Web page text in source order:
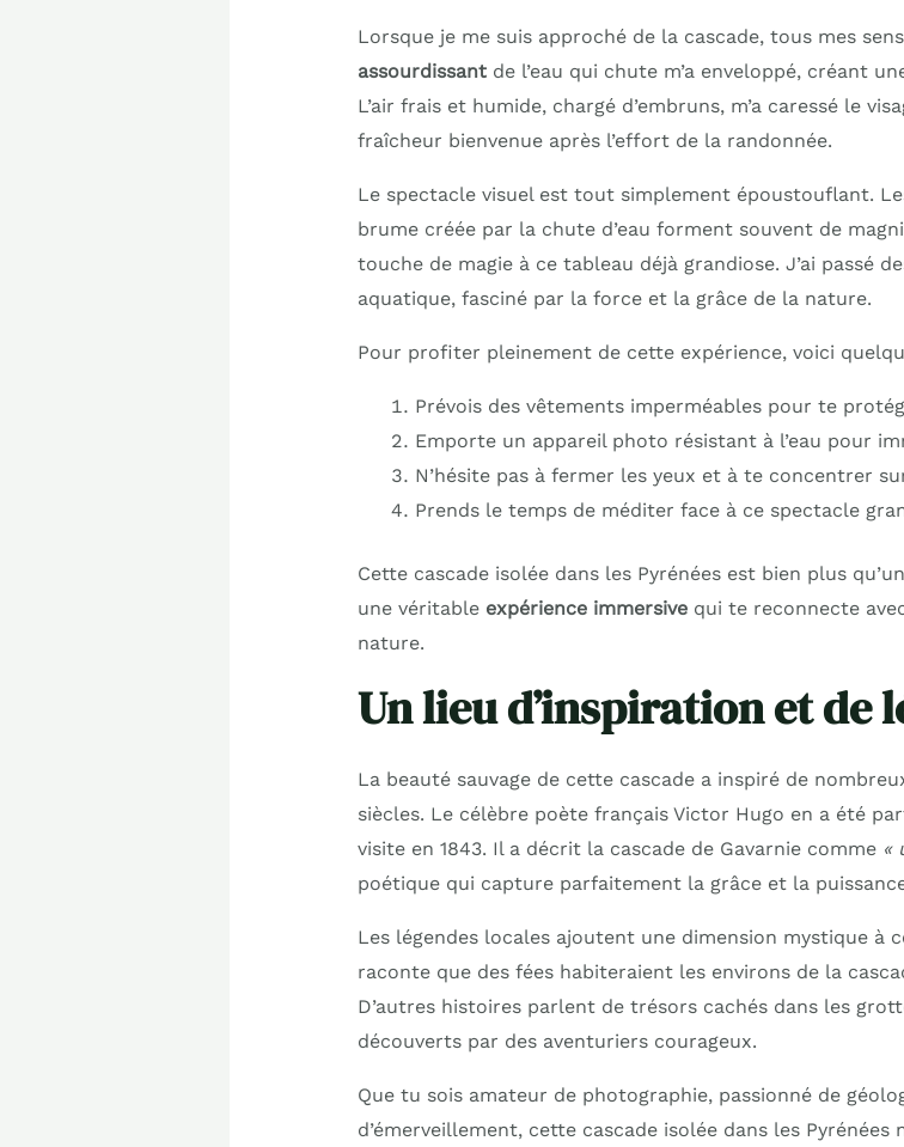
Lorsque je me suis approché de la cascade, tous mes
assourdissantde l’eau qui chute m’a enveloppé, créant
L’air frais et humide, chargé d’embruns, m’a caressé le
fraîcheur bienvenue après l’effort de la randonnée.
Le spectacle visuel est tout simplement époustouflant.
brume créée par la chute d’eau forment souvent de
touche de magie à ce tableau déjà grandiose. J’ai passé
aquatique, fasciné par la force et la grâce de la nature.
Pour profiter pleinement de cette expérience, voici
Prévois des vêtements imperméables pour te
Emporte un appareil photo résistant à l’eau pour
N’hésite pas à fermer les yeux et à te concentrer
Prends le temps de méditer face à ce spectacle
Cette cascade isolée dans les Pyrénées est bien plus
une véritable expérience immersivequi te reconnecte
nature.
Un lieu d’inspiration et de
La beauté sauvage de cette cascade a inspiré de
siècles. Le célèbre poète français Victor Hugo en a été
visite en 1843. Il a décrit la cascade de Gavarnie comme «
poétique qui capture parfaitement la grâce et la
Les légendes locales ajoutent une dimension mystique à
raconte que des fées habiteraient les environs de la
D’autres histoires parlent de trésors cachés dans les
découverts par des aventuriers courageux.
Que tu sois amateur de photographie, passionné de
d’émerveillement, cette cascade isolée dans les